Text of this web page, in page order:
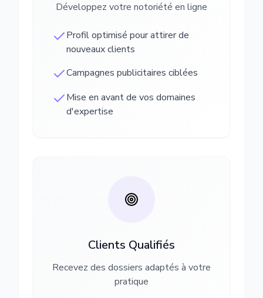
Développez votre notoriété en ligne
Profil optimisé pour attirer de
nouveaux clients
Campagnes publicitaires ciblées
Mise en avant de vos domaines
d'expertise
Clients Qualifiés
Recevez des dossiers adaptés à votre
pratique